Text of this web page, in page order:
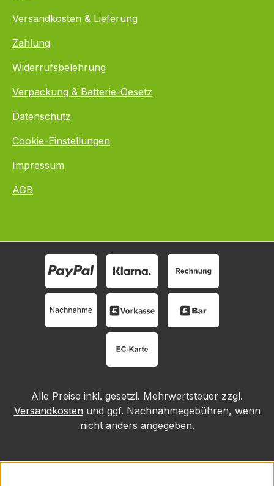
Versandkosten & Lieferung
Zahlung
Widerrufsbelehrung
Verpackung & Batterie-Gesetz
Datenschutz
Cookie-Einstellungen
Impressum
AGB
Alle Preise inkl. gesetzl. Mehrwertsteuer zzgl.
Versandkosten und ggf. Nachnahmegebühren, wenn
nicht anders angegeben.